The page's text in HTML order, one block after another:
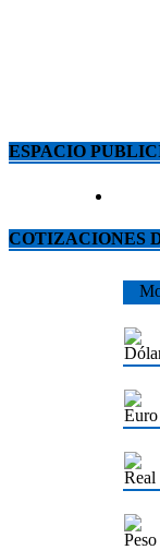
ESPACIO
COTIZACIONES
Euro
Real